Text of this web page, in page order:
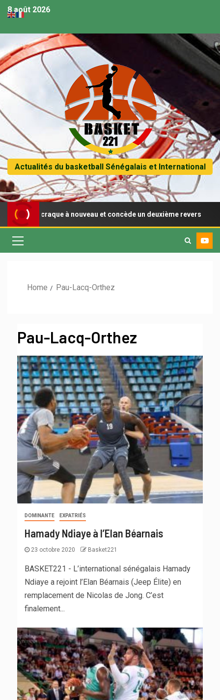
8 août 2026
Actualités du basketball Sénégalais et International
craque à nouveau et concède un deuxième revers
Home Pau-Lacq-Orthez
Pau-Lacq-Orthez
DOMINANTE EXPATRIÉS
Hamady Ndiaye à l’Elan Béarnais
23 octobre 2020 Basket221
BASKET221 - L’international sénégalais Hamady
Ndiaye a rejoint l’Elan Béarnais (Jeep Élite) en
remplacement de Nicolas de Jong. C’est
finalement...